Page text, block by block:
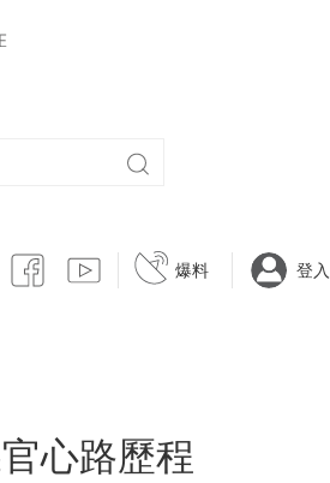
爆料 登入
心路歷程